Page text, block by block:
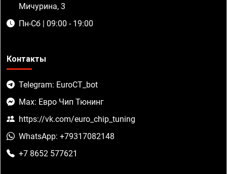
Мичурина, 3
Пн-Сб | 09:00 - 19:00
Контакты
Telegram: EuroCT_bot
Max: Евро Чип Тюнинг
https://vk.com/euro_chip_tuning
WhatsApp: +79317082148
+7 8652 577621